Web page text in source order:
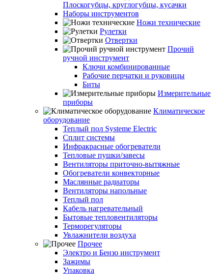
Плоскогубцы, круглогубцы, кусачки
Наборы инструментов
Ножи технические
Рулетки
Отвертки
Прочий
ручной инструмент
Ключи комбинированные
Рабочие перчатки и руковицы
Биты
Измерительные
приборы
Климатическое
оборудование
Теплый пол Systeme Electric
Сплит системы
Инфракрасные обогреватели
Тепловые пушки/завесы
Вентиляторы приточно-вытяжные
Обогреватели конвекторные
Маслянные радиаторы
Вентиляторы напольные
Теплый пол
Кабель нагревательный
Бытовые тепловентиляторы
Терморегуляторы
Увлажнители воздуха
Прочее
Электро и Бензо инструмент
Зажимы
Упаковка